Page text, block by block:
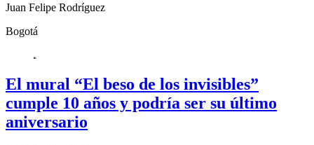
Juan Felipe Rodríguez
Bogotá
El mural “El beso de los invisibles”
cumple 10 años y podría ser su último
aniversario